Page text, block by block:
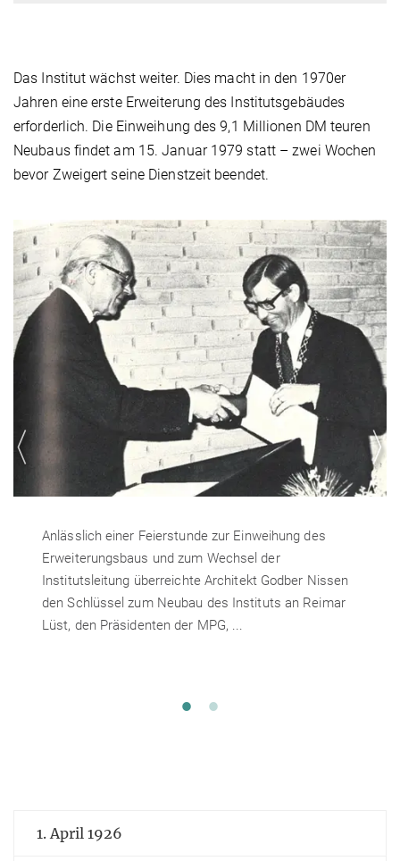
Das Institut wächst weiter. Dies macht in den 1970er
Jahren eine erste Erweiterung des Institutsgebäudes
erforderlich. Die Einweihung des 9,1 Millionen DM teuren
Neubaus findet am 15. Januar 1979 statt – zwei Wochen
bevor Zweigert seine Dienstzeit beendet.
Anlässlich einer Feierstunde zur Einweihung des
Erweiterungsbaus und zum Wechsel der
Institutsleitung überreichte Architekt Godber Nissen
den Schlüssel zum Neubau des Instituts an Reimar
Lüst, den Präsidenten der MPG, ...
1. April 1926